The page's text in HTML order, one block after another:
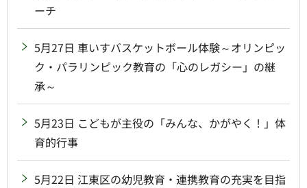
ーチ
5月27日 車いすバスケットボール体験～オリンピッ
ク・パラリンピック教育の「心のレガシー」の継
承～
5月23日 こどもが主役の「みんな、かがやく！」体
育的行事
5月22日 江東区の幼児教育・連携教育の充実を目指